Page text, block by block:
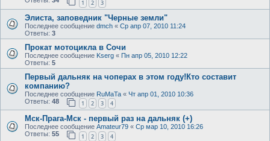
1 2 3
Элиста, заповедник "Черные земли"
Последнее сообщение dmch « Ср апр 07, 2010 11:24
Ответы: 3
Прокат мотоцикла в Сочи
Последнее сообщение Kserg « Пн апр 05, 2010 12:22
Ответы: 5
Первый дальняк на чоперах в этом году!Кто составит
компанию?
Последнее сообщение RuMaTa « Чт апр 01, 2010 10:36
Ответы: 48 1 2 3 4
Мск-Прага-Мск - первый раз на дальняк (+)
Последнее сообщение Amateur79 « Ср мар 10, 2010 16:26
Ответы: 55 1 2 3 4